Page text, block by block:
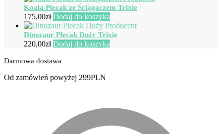
Koala Plecak ze Ściągaczem Trixie
175,00zł Dodaj do koszyka
Dinozaur Plecak Duży Trixie
220,00zł Dodaj do koszyka
Darmowa dostawa
Od zamówień powyżej 299PLN